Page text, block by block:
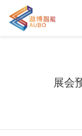
展会